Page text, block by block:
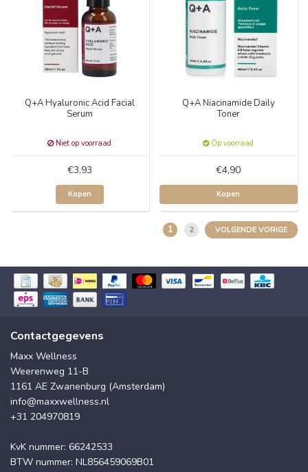
Q+A Hyaluronic Acid Facial
Serum
Niet op voorraad
€3,93
Kopen
Q+A Niacinamide Daily
Toner
Op voorraad
€4,90
Kopen
1 2 VOLGENDE VORIGE
Contactgegevens
Maxx Wellness
Weerenweg 11-B
1161 AE Zwanenburg (Amsterdam)
info@maxxwellness.nl
+31 204970819
KvK nummer: 66242533
BTW nummer: NL856459069B01